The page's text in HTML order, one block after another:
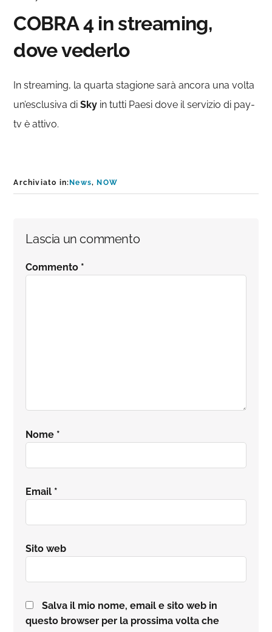
COBRA 4 in streaming,
dove vederlo
In streaming, la quarta stagione sarà ancora una volta
un’esclusiva diSky in tutti Paesi dove il servizio di pay-
tv è attivo.
Archiviato in: News, NOW
Interazioni
del
Lascia un commento
Commento *
Nome *
Email *
Sito web
Salva il mio nome, email e sito web in
questo browser per la prossima volta che